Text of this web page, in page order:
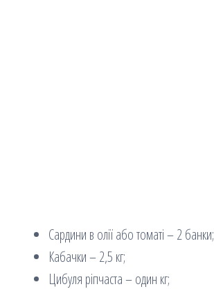
Сардини в олії або томаті – 2 банки;
Кабачки – 2,5 кг;
Цибуля ріпчаста – один кг;